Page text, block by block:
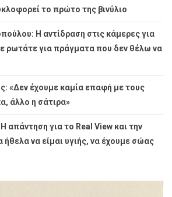
το πρώτο της βινύλιο
Η αντίδραση στις κάμερες για
ρωτάτε για πράγματα που δεν θέλω να
«Δεν έχουμε καμία επαφή με τους
άλλο η σάτιρα»
απάντηση για το Real View και την
ήθελα να είμαι υγιής, να έχουμε σώας